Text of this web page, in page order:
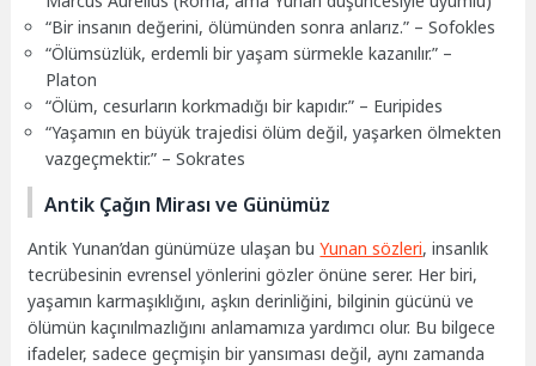
“Bir insanın değerini, ölümünden sonra anlarız.” – Sofokles
“Ölümsüzlük, erdemli bir yaşam sürmekle kazanılır.” –
Platon
“Ölüm, cesurların korkmadığı bir kapıdır.” – Euripides
“Yaşamın en büyük trajedisi ölüm değil, yaşarken ölmekten
vazgeçmektir.” – Sokrates
Antik Çağın Mirası ve Günümüz
Antik Yunan’dan günümüze ulaşan buYunan sözleri, insanlık
tecrübesinin evrensel yönlerini gözler önüne serer. Her biri,
yaşamın karmaşıklığını, aşkın derinliğini, bilginin gücünü ve
ölümün kaçınılmazlığını anlamamıza yardımcı olur. Bu bilgece
ifadeler, sadece geçmişin bir yansıması değil, aynı zamanda